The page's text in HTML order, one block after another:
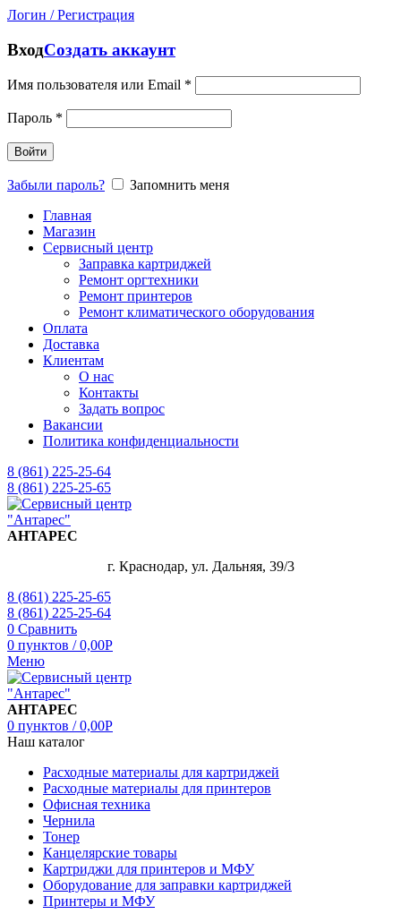
Логин / Регистрация
ВходСоздать аккаунт
Имя пользователя или Email *
Пароль *
Войти
Забыли пароль?
Запомнить меня
Главная
Магазин
Сервисный центр
Заправка картриджей
Ремонт оргтехники
Ремонт принтеров
Ремонт климатического оборудования
Оплата
Доставка
Клиентам
О нас
Контакты
Задать вопрос
Вакансии
Политика конфиденциальности
8 (861) 225-25-64
8 (861) 225-25-65
АНТАРЕС
г. Краснодар, ул. Дальняя, 39/3
8 (861) 225-25-65
8 (861) 225-25-64
0 Сравнить
0 пунктов / 0,00Р
Меню
АНТАРЕС
0 пунктов / 0,00Р
Наш каталог
Расходные материалы для картриджей
Расходные материалы для принтеров
Офисная техника
Чернила
Тонер
Канцелярские товары
Картриджи для принтеров и МФУ
Оборудование для заправки картриджей
Принтеры и МФУ